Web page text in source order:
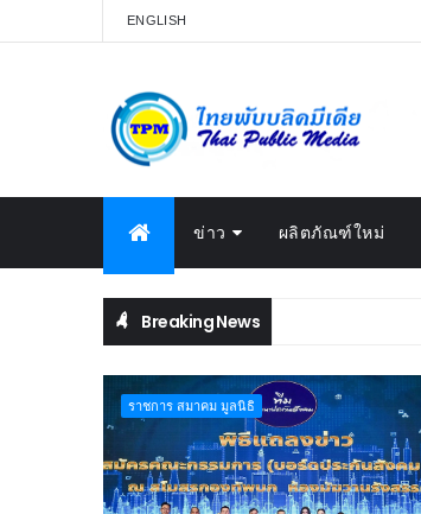
ENGLISH
ข่าว ผลิตภัณฑ์ใหม่
Breaking News
ราชการ สมาคม มูลนิธิ